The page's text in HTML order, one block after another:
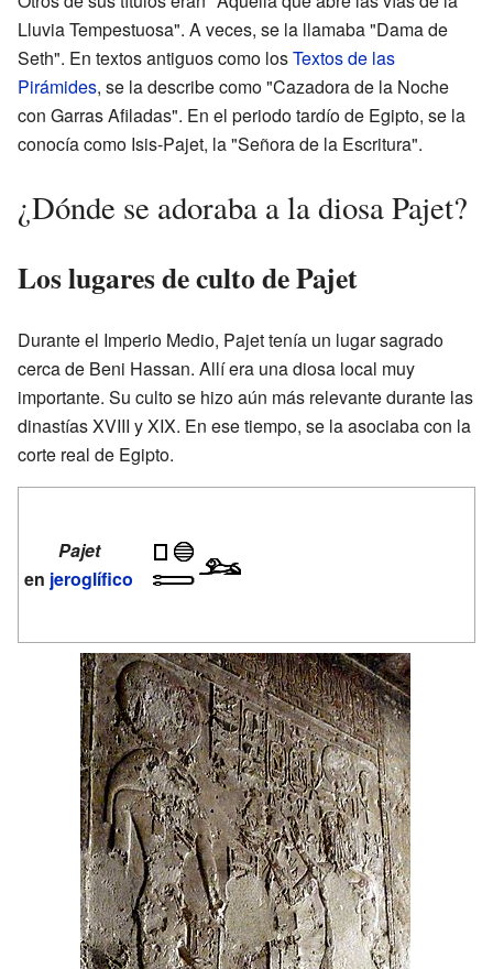
Lluvia Tempestuosa". A veces, se la llamaba "Dama de
Seth". En textos antiguos como losTextos de las
Pirámides, se la describe como "Cazadora de la Noche
con Garras Afiladas". En el periodo tardío de Egipto, se la
conocía como Isis-Pajet, la "Señora de la Escritura".
¿Dónde se adoraba a la diosa Pajet?
Los lugares de culto de Pajet
Durante el Imperio Medio, Pajet tenía un lugar sagrado
cerca de Beni Hassan. Allí era una diosa local muy
importante. Su culto se hizo aún más relevante durante las
dinastías XVIII y XIX. En ese tiempo, se la asociaba con la
corte real de Egipto.
Pajet
en jeroglífico